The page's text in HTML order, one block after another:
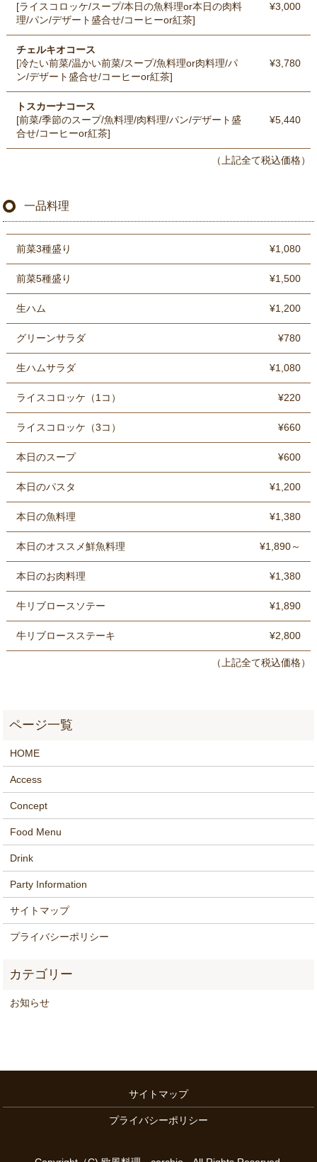
[ライスコロッケ/スープ/本日の魚料理or本日の肉料
理/パン/デザート盛合せ/コーヒーor紅茶]
¥3,000
チェルキオコース
[冷たい前菜/温かい前菜/スープ/魚料理or肉料理/パ
ン/デザート盛合せ/コーヒーor紅茶]
¥3,780
トスカーナコース
[前菜/季節のスープ/魚料理/肉料理/パン/デザート盛
合せ/コーヒーor紅茶]
¥5,440
（上記全て税込価格）
一品料理
前菜3種盛り ¥1,080
前菜5種盛り ¥1,500
生ハム ¥1,200
グリーンサラダ ¥780
生ハムサラダ ¥1,080
ライスコロッケ（1コ） ¥220
ライスコロッケ（3コ） ¥660
本日のスープ ¥600
本日のパスタ ¥1,200
本日の魚料理 ¥1,380
本日のオススメ鮮魚料理 ¥1,890～
本日のお肉料理 ¥1,380
牛リブロースソテー ¥1,890
牛リブロースステーキ ¥2,800
（上記全て税込価格）
HOME
Access
Concept
Food Menu
Drink
Party Information
サイトマップ
プライバシーポリシー
お知らせ
サイトマップ
プライバシーポリシー